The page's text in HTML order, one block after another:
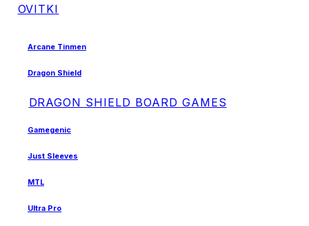
OVITKI
Arcane Tinmen
Dragon Shield
DRAGON SHIELD BOARD GAMES
Gamegenic
Just Sleeves
MTL
Ultra Pro